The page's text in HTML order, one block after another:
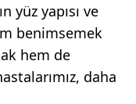
yüz yapısı ve
benimsemek
hem de
daha